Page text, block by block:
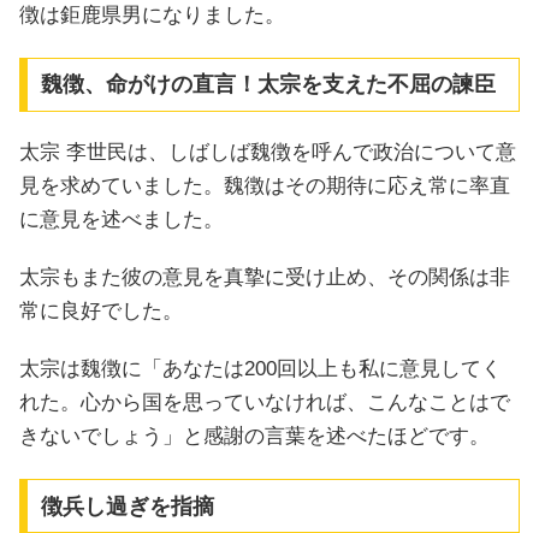
徴は鉅鹿県男になりました。
魏徴、命がけの直言！太宗を支えた不屈の諫臣
太宗 李世民は、しばしば魏徴を呼んで政治について意
見を求めていました。魏徴はその期待に応え常に率直
に意見を述べました。
太宗もまた彼の意見を真摯に受け止め、その関係は非
常に良好でした。
太宗は魏徴に「あなたは200回以上も私に意見してく
れた。心から国を思っていなければ、こんなことはで
きないでしょう」と感謝の言葉を述べたほどです。
徴兵し過ぎを指摘